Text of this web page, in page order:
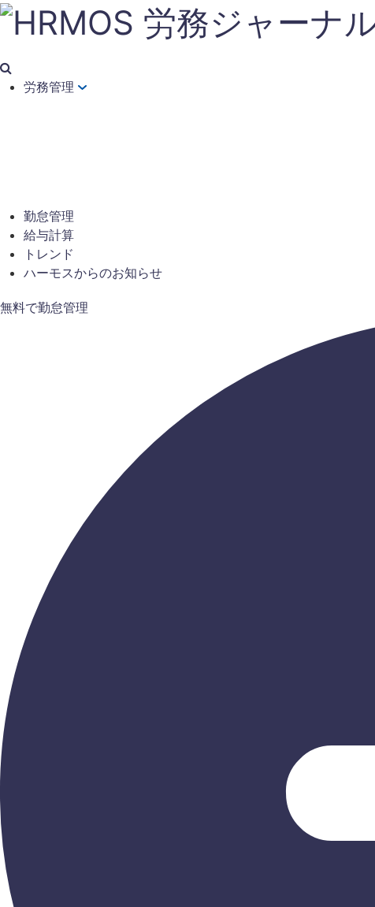
労務管理
勤怠管理
給与計算
トレンド
ハーモスからのお知らせ
無料で勤怠管理